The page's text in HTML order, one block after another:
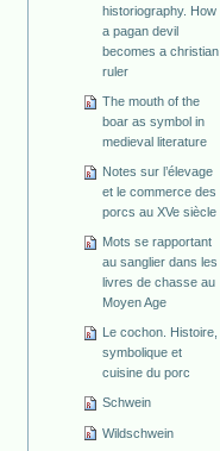
historiography. How
a pagan devil
becomes a christian
ruler
The mouth of the
boar as symbol in
medieval literature
Notes sur l’élevage
et le commerce des
porcs au XVe siècle
Mots se rapportant
au sanglier dans les
livres de chasse au
Moyen Age
Le cochon. Histoire,
symbolique et
cuisine du porc
Schwein
Wildschwein